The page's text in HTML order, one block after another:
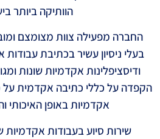
הוותיקה ביותר
החברה מפעילה צוות מצומצם
בעלי ניסיון עשיר בכתיבת עבודות
ודיסציפלינות אקדמיות שונות
הקפדה על כללי כתיבה אקדמית על
אקדמיות באופן האיכותי